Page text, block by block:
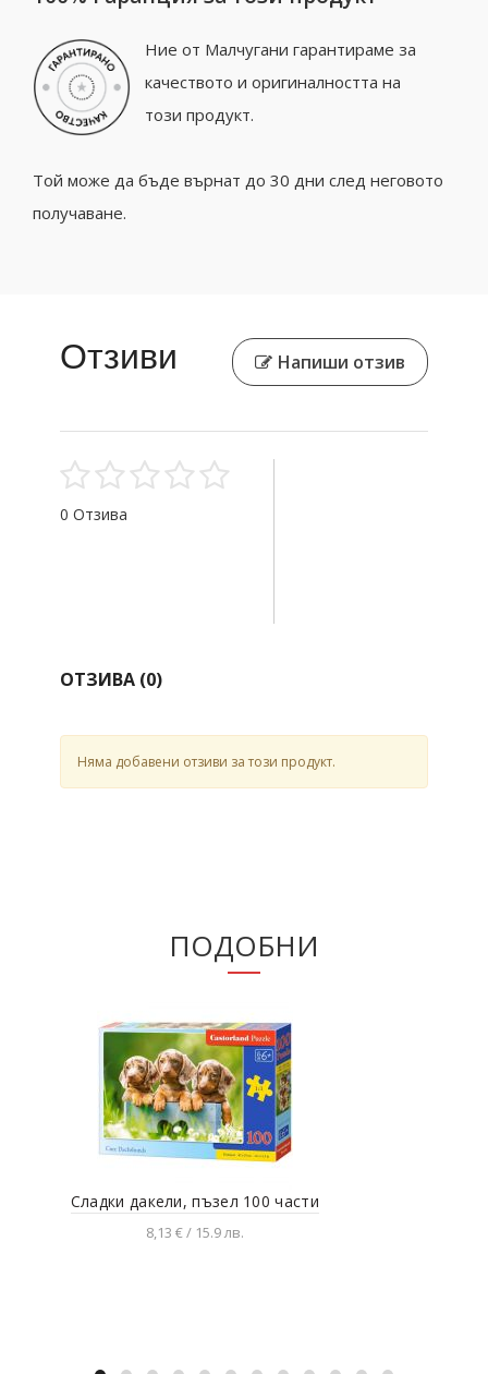
Ние от Малчугани гарантираме за
качеството и оригиналността на
този продукт.
Той може да бъде върнат до 30 дни след неговото
получаване.
Отзиви Напиши отзив
0 Отзива
ОТЗИВА (0)
Няма добавени отзиви за този продукт.
ПОДОБНИ
Сладки дакели, пъзел 100 части
8,13 € / 15.9 лв.